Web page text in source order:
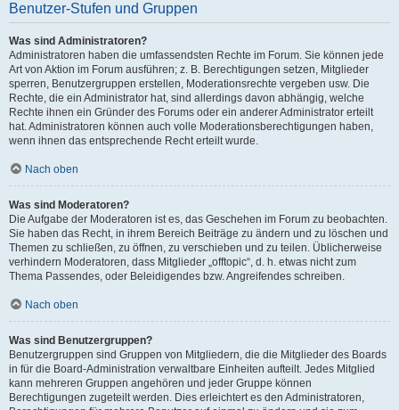
Benutzer-Stufen und Gruppen
Was sind Administratoren?
Administratoren haben die umfassendsten Rechte im Forum. Sie können jede
Art von Aktion im Forum ausführen; z. B. Berechtigungen setzen, Mitglieder
sperren, Benutzergruppen erstellen, Moderationsrechte vergeben usw. Die
Rechte, die ein Administrator hat, sind allerdings davon abhängig, welche
Rechte ihnen ein Gründer des Forums oder ein anderer Administrator erteilt
hat. Administratoren können auch volle Moderationsberechtigungen haben,
wenn ihnen das entsprechende Recht erteilt wurde.
Nach oben
Was sind Moderatoren?
Die Aufgabe der Moderatoren ist es, das Geschehen im Forum zu beobachten.
Sie haben das Recht, in ihrem Bereich Beiträge zu ändern und zu löschen und
Themen zu schließen, zu öffnen, zu verschieben und zu teilen. Üblicherweise
verhindern Moderatoren, dass Mitglieder „offtopic“, d. h. etwas nicht zum
Thema Passendes, oder Beleidigendes bzw. Angreifendes schreiben.
Nach oben
Was sind Benutzergruppen?
Benutzergruppen sind Gruppen von Mitgliedern, die die Mitglieder des Boards
in für die Board-Administration verwaltbare Einheiten aufteilt. Jedes Mitglied
kann mehreren Gruppen angehören und jeder Gruppe können
Berechtigungen zugeteilt werden. Dies erleichtert es den Administratoren,